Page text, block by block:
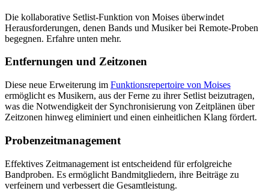
Die kollaborative Setlist-Funktion von Moises überwindet
Herausforderungen, denen Bands und Musiker bei Remote-Proben
begegnen. Erfahre unten mehr.
Entfernungen und Zeitzonen
Diese neue Erweiterung im Funktionsrepertoire von Moises
ermöglicht es Musikern, aus der Ferne zu ihrer Setlist beizutragen,
was die Notwendigkeit der Synchronisierung von Zeitplänen über
Zeitzonen hinweg eliminiert und einen einheitlichen Klang fördert.
Probenzeitmanagement
Effektives Zeitmanagement ist entscheidend für erfolgreiche
Bandproben. Es ermöglicht Bandmitgliedern, ihre Beiträge zu
verfeinern und verbessert die Gesamtleistung.